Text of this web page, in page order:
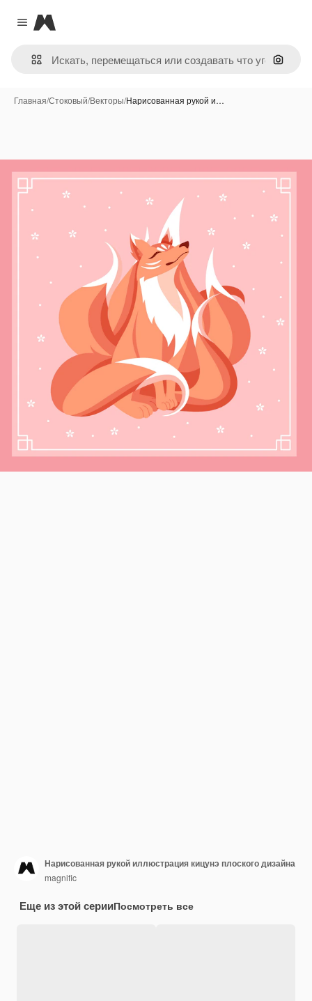
Close menu
Magnific
Поиск
Главная/Стоковый/Векторы/Нарисованная рукой и…
Нарисованная рукой иллюстрация кицунэ плоского дизайна
magnific
Еще из этой серииПосмотреть все